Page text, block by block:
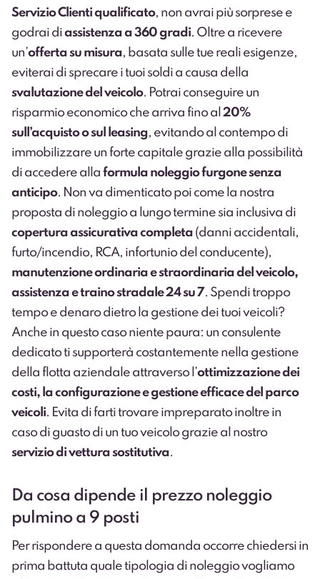
Servizio Clienti qualificato, non avrai più sorprese e
godrai diassistenza a 360 gradi. Oltre a ricevere
un’offerta su misura, basata sulle tue reali esigenze,
eviterai di sprecare i tuoi soldi a causa della
svalutazione del veicolo. Potrai conseguire un
risparmio economico che arriva fino al 20%
sull’acquisto o sul leasing, evitando al contempo di
immobilizzare un forte capitale grazie alla possibilità
di accedere alla formula noleggio furgone senza
anticipo. Non va dimenticato poi come la nostra
proposta di noleggio a lungo termine sia inclusiva di
copertura assicurativa completa (danni accidentali,
furto/incendio, RCA, infortunio del conducente),
manutenzione ordinaria e straordinaria del veicolo,
assistenza e traino stradale 24 su 7. Spendi troppo
tempo e denaro dietro la gestione dei tuoi veicoli?
Anche in questo caso niente paura: un consulente
dedicato ti supporterà costantemente nella gestione
della flotta aziendale attraverso l’ottimizzazione dei
costi, la configurazione e gestione efficace del parco
veicoli. Evita di farti trovare impreparato inoltre in
caso di guasto di un tuo veicolo grazie al nostro
servizio di vettura sostitutiva.
Da cosa dipende il prezzo noleggio
pulmino a 9 posti
Per rispondere a questa domanda occorre chiedersi in
prima battuta quale tipologia di noleggio vogliamo